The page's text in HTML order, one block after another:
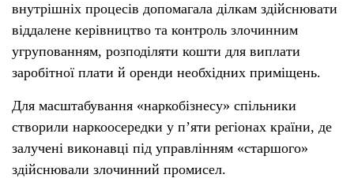
внутрішніх процесів допомагала ділкам здійснювати
віддалене керівництво та контроль злочинним
угрупованням, розподіляти кошти для виплати
заробітної плати й оренди необхідних приміщень.
Для масштабування «наркобізнесу» спільники
створили наркоосередки у п’яти регіонах країни, де
залучені виконавці під управлінням «старшого»
здійснювали злочинний промисел.